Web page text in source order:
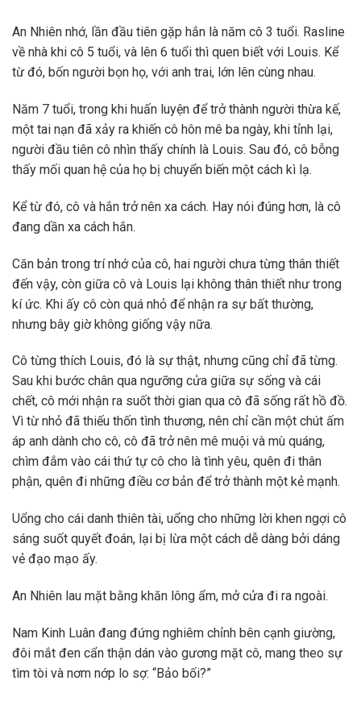
An Nhiên nhớ, lần đầu tiên gặp hắn là năm cô 3 tuổi. Rasline
về nhà khi cô 5 tuổi, và lên 6 tuổi thì quen biết với Louis. Kể
từ đó, bốn người bọn họ, với anh trai, lớn lên cùng nhau.
Năm 7 tuổi, trong khi huấn luyện để trở thành người thừa kế,
một tai nạn đã xảy ra khiến cô hôn mê ba ngày, khi tỉnh lại,
người đầu tiên cô nhìn thấy chính là Louis. Sau đó, cô bỗng
thấy mối quan hệ của họ bị chuyển biến một cách kì lạ.
Kể từ đó, cô và hắn trở nên xa cách. Hay nói đúng hơn, là cô
đang dần xa cách hắn.
Căn bản trong trí nhớ của cô, hai người chưa từng thân thiết
đến vậy, còn giữa cô và Louis lại không thân thiết như trong
kí ức. Khi ấy cô còn quá nhỏ để nhận ra sự bất thường,
nhưng bây giờ không giống vậy nữa.
Cô từng thích Louis, đó là sự thật, nhưng cũng chỉ đã từng.
Sau khi bước chân qua ngưỡng cửa giữa sự sống và cái
chết, cô mới nhận ra suốt thời gian qua cô đã sống rất hồ đồ.
Vì từ nhỏ đã thiếu thốn tình thương, nên chỉ cần một chút ấm
áp anh dành cho cô, cô đã trở nên mê muội và mù quáng,
chìm đắm vào cái thứ tự cô cho là tình yêu, quên đi thân
phận, quên đi những điều cơ bản để trở thành một kẻ mạnh.
Uổng cho cái danh thiên tài, uổng cho những lời khen ngợi cô
sáng suốt quyết đoán, lại bị lừa một cách dễ dàng bởi dáng
vẻ đạo mạo ấy.
An Nhiên lau mặt bằng khăn lông ẩm, mở cửa đi ra ngoài.
Nam Kinh Luân đang đứng nghiêm chỉnh bên cạnh giường,
đôi mắt đen cẩn thận dán vào gương mặt cô, mang theo sự
tìm tòi và nơm nớp lo sợ: “Bảo bối?”